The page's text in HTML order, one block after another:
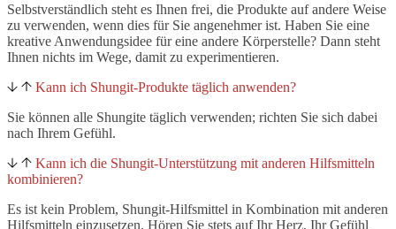
Selbstverständlich steht es Ihnen frei, die Produkte auf andere Weise
zu verwenden, wenn dies für Sie angenehmer ist. Haben Sie eine
kreative Anwendungsidee für eine andere Körperstelle? Dann steht
Ihnen nichts im Wege, damit zu experimentieren.
Kann ich Shungit-Produkte täglich anwenden?
Sie können alle Shungite täglich verwenden; richten Sie sich dabei
nach Ihrem Gefühl.
Kann ich die Shungit-Unterstützung mit anderen Hilfsmitteln
kombinieren?
Es ist kein Problem, Shungit-Hilfsmittel in Kombination mit anderen
Hilfsmitteln einzusetzen. Hören Sie stets auf Ihr Herz, Ihr Gefühl